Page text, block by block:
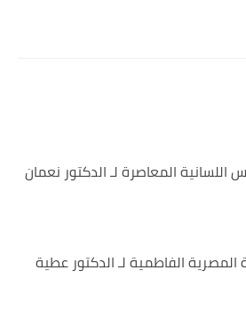
اللسانية المعاصرة لـ الدكتور نعمان
الفاطمية لـ الدكتور عطية